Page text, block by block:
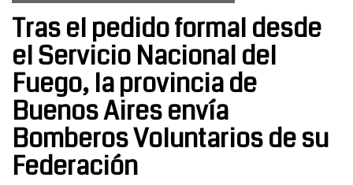
Tras el pedido formal desde
el Servicio Nacional del
Fuego, la provincia de
Buenos Aires envía
Bomberos Voluntarios de su
Federación